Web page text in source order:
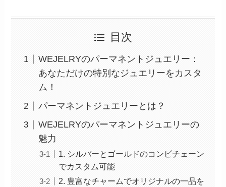
目次
WEJELRYのパーマネントジュエリー：
あなただけの特別なジュエリーをカスタ
ム！
パーマネントジュエリーとは？
WEJELRYのパーマネントジュエリーの
魅力
1. シルバーとゴールドのコンビチェーン
でカスタム可能
2. 豊富なチャームでオリジナルの一品を